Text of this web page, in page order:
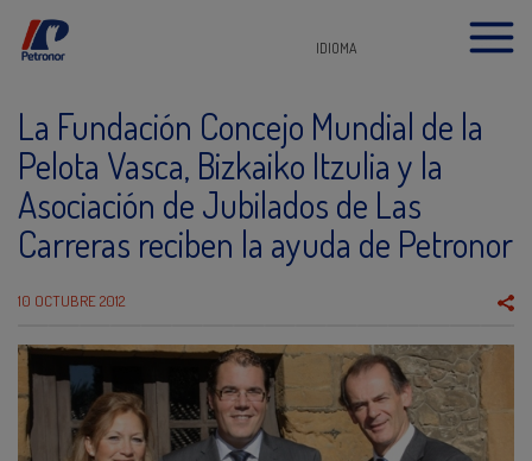
IDIOMA
La Fundación Concejo Mundial de la
Pelota Vasca, Bizkaiko Itzulia y la
Asociación de Jubilados de Las
Carreras reciben la ayuda de Petronor
10 OCTUBRE 2012